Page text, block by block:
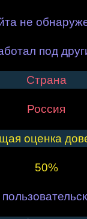
не
под
Страна
Россия
оценка
50%